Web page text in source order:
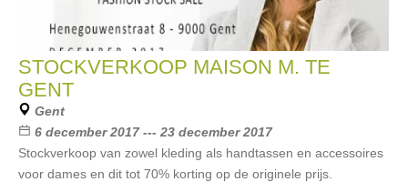
STOCKVERKOOP MAISON M. TE
GENT
Gent
6 december 2017 --- 23 december 2017
Stockverkoop van zowel kleding als handtassen en accessoires
voor dames en dit tot 70% korting op de originele prijs.